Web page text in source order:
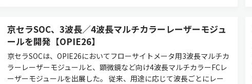
京セラSOC、3波長／4波長マルチカラーレーザーモジュ
ールを開発【OPIE26】
京セラSOCは、OPIE26においてフローサイトメータ用3波長マルチカ
ラーレーザーモジュールと、顕微鏡など向け4波長マルチカラーFCレ
ーザーモジュールを出展した。 従来、用途に応じて波長ごとにレー